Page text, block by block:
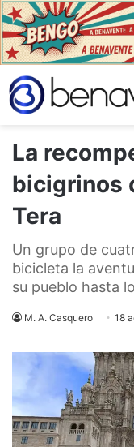
La
bicigrinos
Tera
Un grupo de
bicicleta la
su pueblo hasta
M. A. Casquero 18